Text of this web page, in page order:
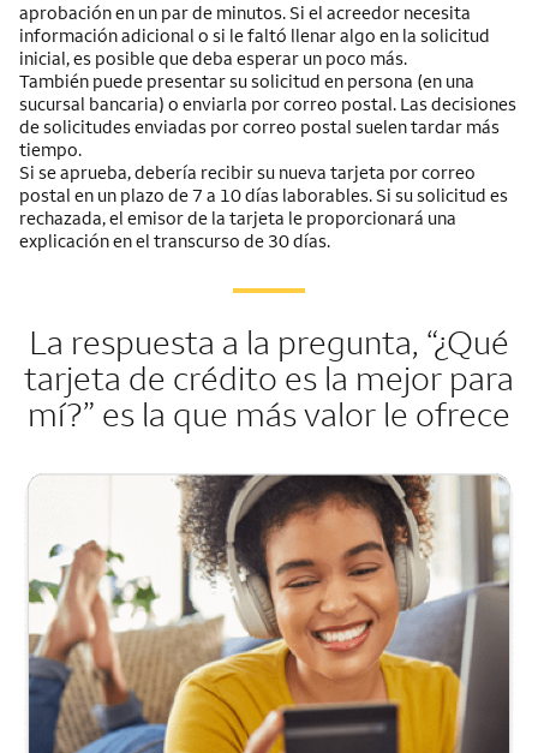
aprobación en un par de minutos. Si el acreedor necesita
información adicional o si le faltó llenar algo en la solicitud
inicial, es posible que deba esperar un poco más.
También puede presentar su solicitud en persona (en una
sucursal bancaria) o enviarla por correo postal. Las decisiones
de solicitudes enviadas por correo postal suelen tardar más
tiempo.
Si se aprueba, debería recibir su nueva tarjeta por correo
postal en un plazo de 7 a 10 días laborables. Si su solicitud es
rechazada, el emisor de la tarjeta le proporcionará una
explicación en el transcurso de 30 días.
La respuesta a la pregunta, “¿Qué
tarjeta de crédito es la mejor para
mí?” es la que más valor le ofrece